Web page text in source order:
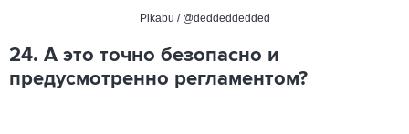
Pikabu / @deddeddedded
24. А это точно безопасно и
предусмотренно регламентом?